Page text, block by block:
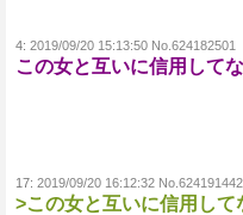
4: 2019/09/20 15:13:50 No.624182501
この女と互いに信用して
17: 2019/09/20 16:12:32 No.624191442
>この女と互いに信用して